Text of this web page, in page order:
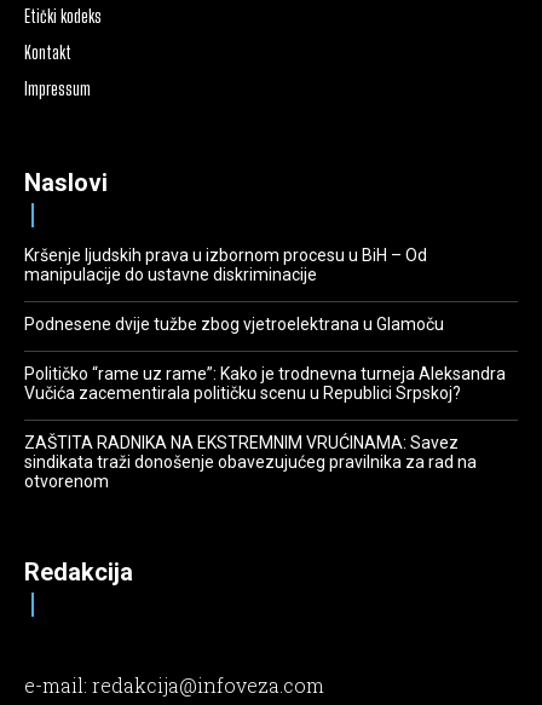
Etički kodeks
Kontakt
Impressum
Naslovi
Kršenje ljudskih prava u izbornom procesu u BiH – Od
manipulacije do ustavne diskriminacije
Podnesene dvije tužbe zbog vjetroelektrana u Glamoču
Političko “rame uz rame”: Kako je trodnevna turneja Aleksandra
Vučića zacementirala političku scenu u Republici Srpskoj?
ZAŠTITA RADNIKA NA EKSTREMNIM VRUĆINAMA: Savez
sindikata traži donošenje obavezujućeg pravilnika za rad na
otvorenom
Redakcija
e-mail: redakcija@infoveza.com